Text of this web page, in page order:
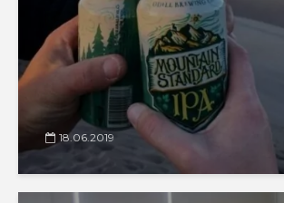
18.06.2019